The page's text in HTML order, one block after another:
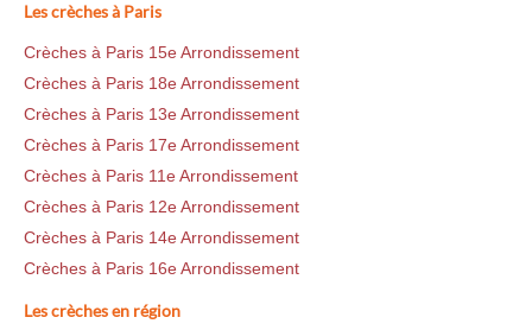
Les crèches à Paris
Crèches à Paris 15e Arrondissement
Crèches à Paris 18e Arrondissement
Crèches à Paris 13e Arrondissement
Crèches à Paris 17e Arrondissement
Crèches à Paris 11e Arrondissement
Crèches à Paris 12e Arrondissement
Crèches à Paris 14e Arrondissement
Crèches à Paris 16e Arrondissement
Les crèches en région